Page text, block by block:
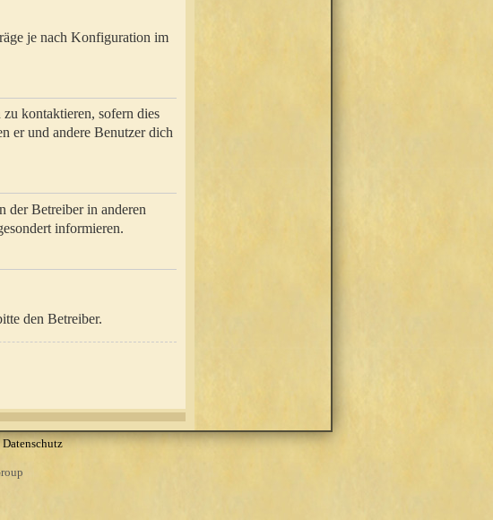
je nach Konfiguration im
kontaktieren, sofern dies
er und andere Benutzer dich
der Betreiber in anderen
informieren.
den Betreiber.
Datenschutz